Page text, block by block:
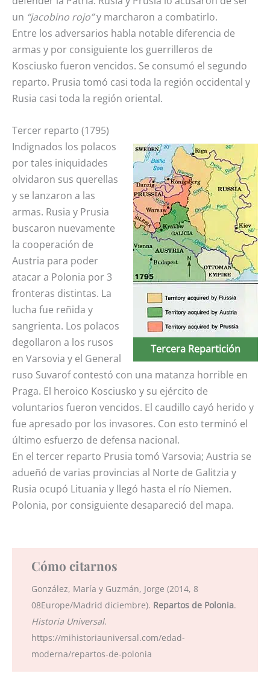
un “jacobino rojo”y marcharon a combatirlo.
Entre los adversarios habla notable diferencia de
armas y por consiguiente los guerrilleros de
Kosciusko fueron vencidos. Se consumó el segundo
reparto. Prusia tomó casi toda la región occidental y
Rusia casi toda la región oriental.
Tercer reparto (1795)
Tercera Repartición
Indignados los polacos
por tales iniquidades
olvidaron sus querellas
y se lanzaron a las
armas. Rusia y Prusia
buscaron nuevamente
la cooperación de
Austria para poder
atacar a Polonia por 3
fronteras distintas. La
lucha fue reñida y
sangrienta. Los polacos
degollaron a los rusos
en Varsovia y el General
ruso Suvarof contestó con una matanza horrible en
Praga. El heroico Kosciusko y su ejército de
voluntarios fueron vencidos. El caudillo cayó herido y
fue apresado por los invasores. Con esto terminó el
último esfuerzo de defensa nacional.
En el tercer reparto Prusia tomó Varsovia; Austria se
adueñó de varias provincias al Norte de Galitzia y
Rusia ocupó Lituania y llegó hasta el río Niemen.
Polonia, por consiguiente desapareció del mapa.
Cómo citarnos
González, María y Guzmán, Jorge (2014, 8
08Europe/Madrid diciembre). Repartos de Polonia.
Historia Universal.
https://mihistoriauniversal.com/edad-
moderna/repartos-de-polonia